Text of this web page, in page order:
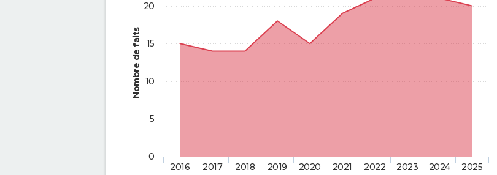
Nombre de faits
2016 2017 2018 2019 2020 2021 2022 2023 2024 2025
0
5
10
15
20